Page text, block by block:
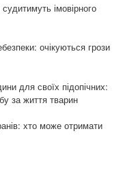
імовірного
очікуються грози
для своїх підопічних:
за життя тварин
хто може отримати